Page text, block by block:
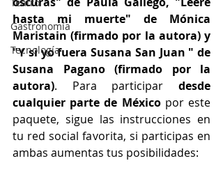
Gastronomía
Tecnología
hasta mi muerte" de Mónica
Maristain (firmado por la autora) y
"Y si yo fuera Susana San Juan " de
Susana Pagano (firmado por la
autora). Para participar desde
cualquier parte de México por este
paquete, sigue las instrucciones en
tu red social favorita, si participas en
ambas aumentas tus posibilidades: